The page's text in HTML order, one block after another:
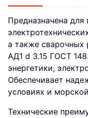
Предназначена для
а также сварочных
АД1 d 3.15 ГОСТ
энергетики,
Обеспечивает
условиях и
Технические